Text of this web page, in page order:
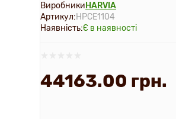
Виробники HARVIA
Артикул:HPCE1104
Наявність:Є в наявності
44163.00 грн.